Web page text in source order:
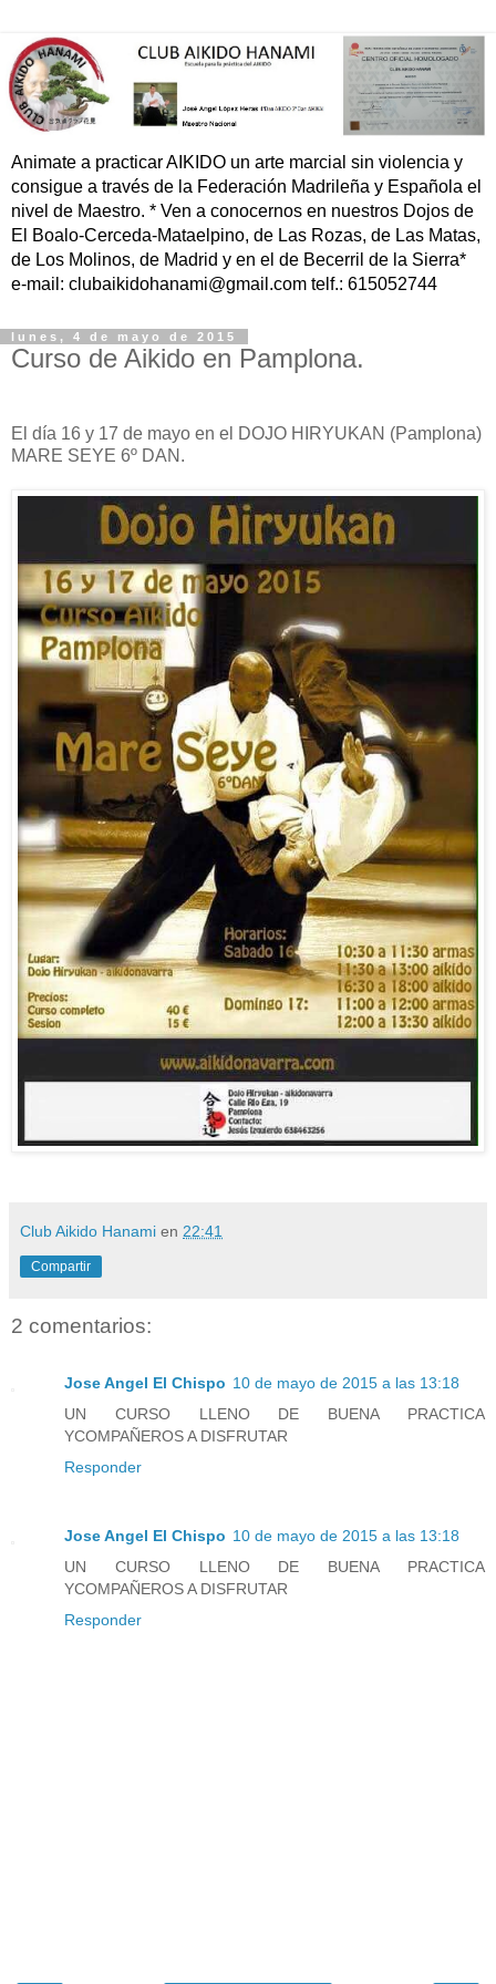
Animate a practicar AIKIDO un arte marcial sin violencia y
consigue a través de la Federación Madrileña y Española el
nivel de Maestro. * Ven a conocernos en nuestros Dojos de
El Boalo-Cerceda-Mataelpino, de Las Rozas, de Las Matas,
de Los Molinos, de Madrid y en el de Becerril de la Sierra*
e-mail: clubaikidohanami@gmail.com telf.: 615052744
lunes, 4 de mayo de 2015
Curso de Aikido en Pamplona.
El día 16 y 17 de mayo en el DOJO HIRYUKAN (Pamplona)
MARE SEYE 6º DAN.
Club Aikido Hanami en 22:41
Compartir
2 comentarios:
Jose Angel El Chispo 10 de mayo de 2015 a las 13:18
UN CURSO LLENO DE BUENA PRACTICA
YCOMPAÑEROS A DISFRUTAR
Responder
Jose Angel El Chispo 10 de mayo de 2015 a las 13:18
UN CURSO LLENO DE BUENA PRACTICA
YCOMPAÑEROS A DISFRUTAR
Responder